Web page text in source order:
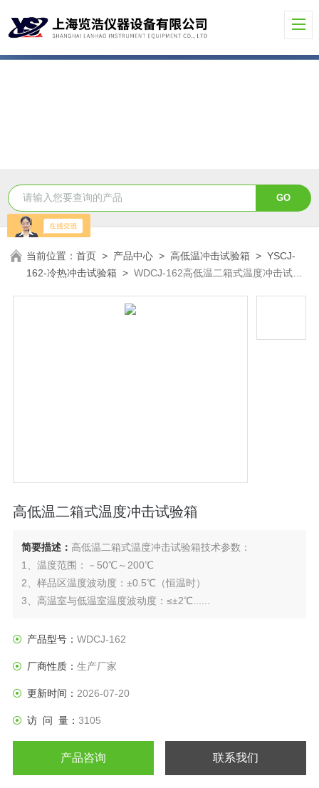
当前位置：首页 > 产品中心 >高低温冲击试验箱 >YSCJ-
162-冷热冲击试验箱 >WDCJ-162高低温二箱式温度冲击试验
高低温二箱式温度冲击试验箱
简要描述： 高低温二箱式温度冲击试验箱技术参数：
1、温度范围：－50℃～200℃
2、样品区温度波动度：±0.5℃（恒温时）
3、高温室与低温室温度波动度：≤±2℃......
产品型号： WDCJ-162
厂商性质： 生产厂家
更新时间： 2026-07-20
访 问 量： 3105
产品咨询 联系我们